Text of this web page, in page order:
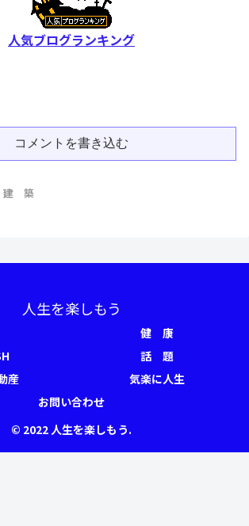
人気ブログランキング
コメントを書き込む
建 築
人生を楽しもう
健 康
話 題
産
気楽に人生
お問い合わせ
© 2022 人生を楽しもう.